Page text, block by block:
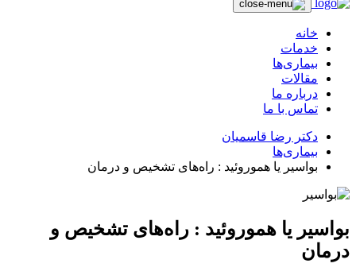
خانه
خدمات
بیماری‌ها
مقالات
درباره ما
تماس با ما
دکتر رضا قاسمیان
بیماری‌ها
بواسیر یا هموروئید : راه‌های تشخیص و درمان
بواسیر یا هموروئید : راه‌های تشخیص و
درمان